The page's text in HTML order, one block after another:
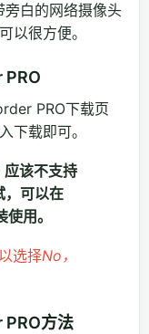
旁白的网络摄像头
以很方便。
PRO下载页
下载即可。
该不支持
可以在
用。
选择No，
方法